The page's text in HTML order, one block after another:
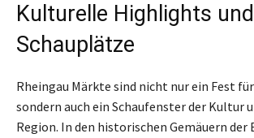
Kulturelle Highlights
Schauplätze
Rheingau Märkte sind nicht nur ein Fest
sondern auch ein Schaufenster der Kultur
Region. In den historischen Gemäuern der